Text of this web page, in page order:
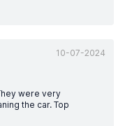
10-07-2024
were very
the car. Top